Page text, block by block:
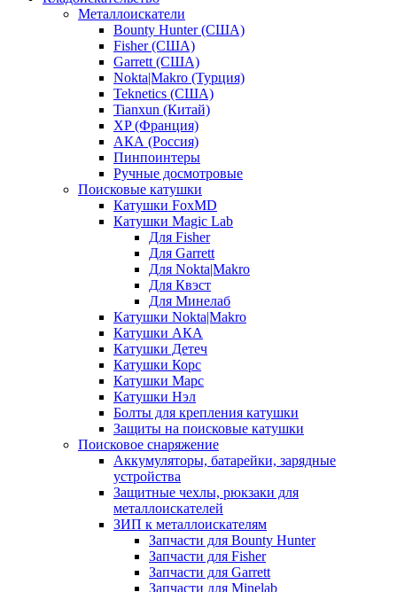
Металлоискатели
Bounty Hunter (США)
Fisher (США)
Garrett (США)
Nokta|Makro (Турция)
Teknetics (США)
Tianxun (Китай)
XP (Франция)
АКА (Россия)
Пинпоинтеры
Ручные досмотровые
Поисковые катушки
Катушки FoxMD
Катушки Magic Lab
Для Fisher
Для Garrett
Для Nokta|Makro
Для Квэст
Для Минелаб
Катушки Nokta|Makro
Катушки АКА
Катушки Детеч
Катушки Корс
Катушки Марс
Катушки Нэл
Болты для крепления катушки
Защиты на поисковые катушки
Поисковое снаряжение
Аккумуляторы, батарейки, зарядные
устройства
Защитные чехлы, рюкзаки для
металлоискателей
ЗИП к металлоискателям
Запчасти для Bounty Hunter
Запчасти для Fisher
Запчасти для Garrett
Запчасти для Minelab